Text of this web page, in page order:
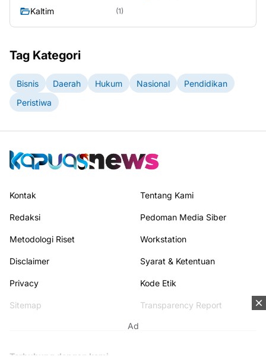
Kaltim (1)
Tag Kategori
Bisnis Daerah Hukum Nasional
Pendidikan
Peristiwa
Ad
Kontak Tentang Kami
Redaksi Pedoman Media Siber
Metodologi Riset Workstation
Disclaimer Syarat & Ketentuan
Privacy Kode Etik
Sitemap Transparency Report